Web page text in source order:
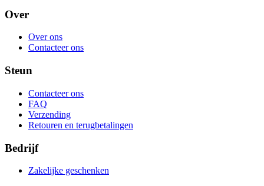
Over
Over ons
Contacteer ons
Steun
Contacteer ons
FAQ
Verzending
Retouren en terugbetalingen
Bedrijf
Zakelijke geschenken